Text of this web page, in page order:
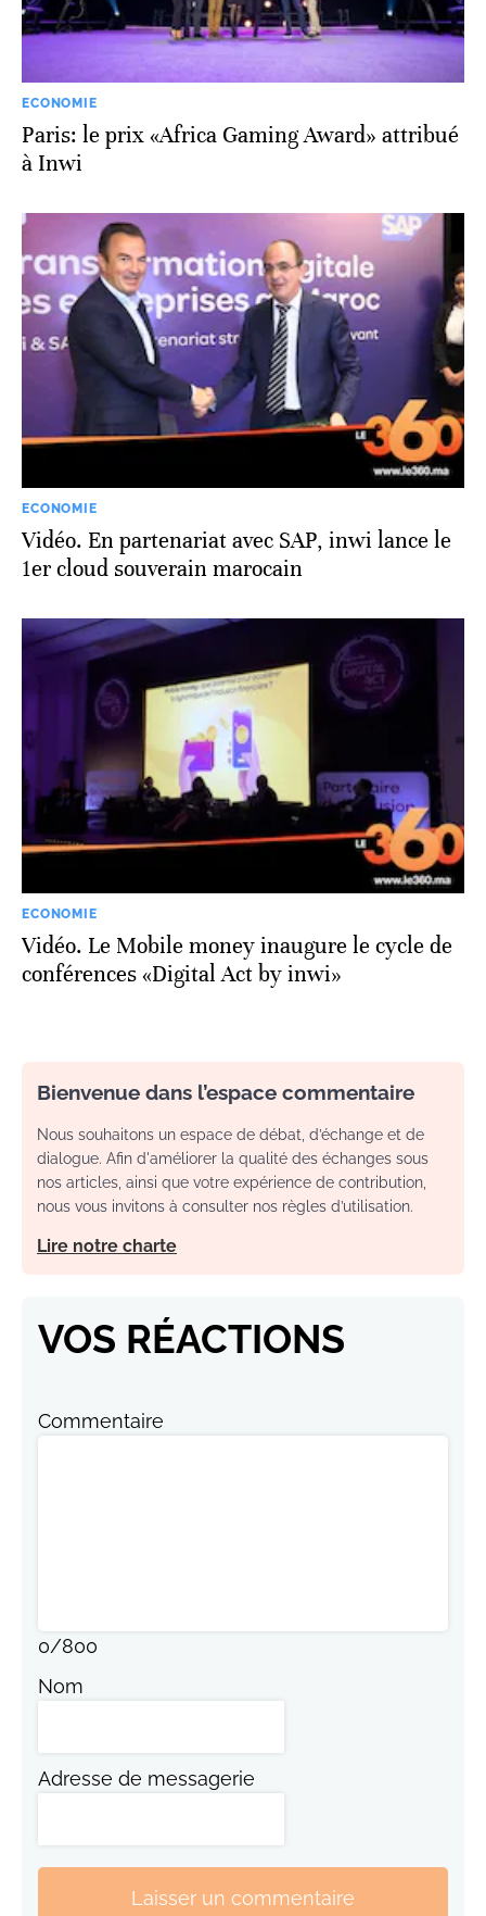
ECONOMIE
Paris: le prix «Africa Gaming Award» attribué
à Inwi
ECONOMIE
Vidéo. En partenariat avec SAP, inwi lance le
1er cloud souverain marocain
ECONOMIE
Vidéo. Le Mobile money inaugure le cycle de
conférences «Digital Act by inwi»
Bienvenue dans l’espace commentaire
Nous souhaitons un espace de débat, d’échange et de
dialogue. Afin d'améliorer la qualité des échanges sous
nos articles, ainsi que votre expérience de contribution,
nous vous invitons à consulter nos règles d’utilisation.
Lire notre charte
VOS RÉACTIONS
Commentaire
0/800
Nom
Adresse de messagerie
Laisser un commentaire